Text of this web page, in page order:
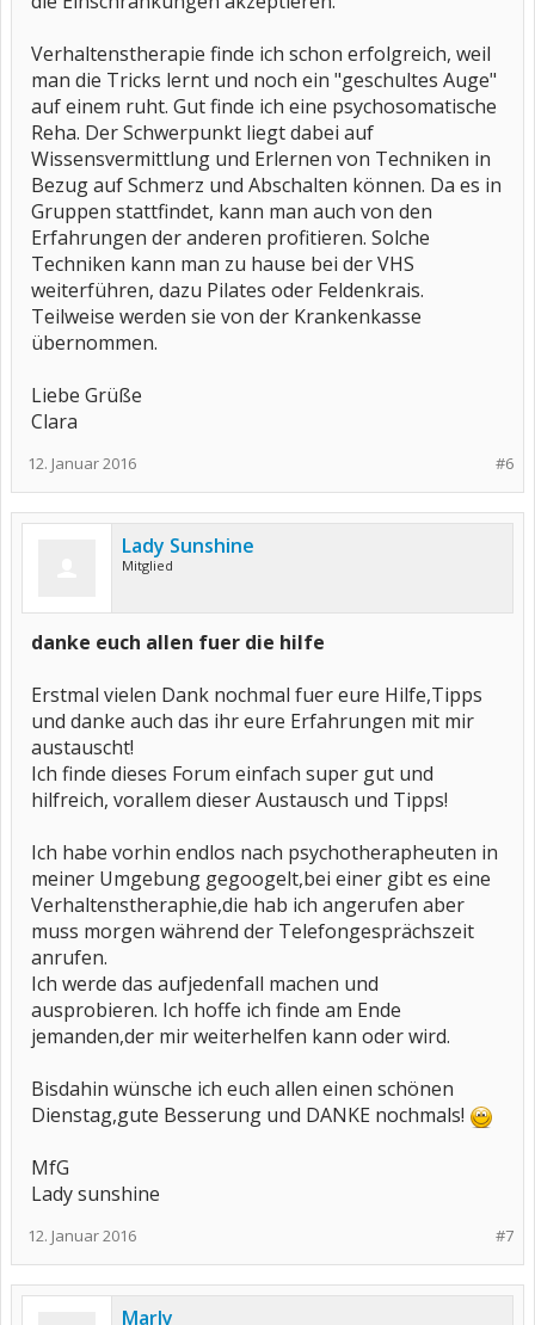
Verhaltenstherapie finde ich schon erfolgreich, weil
man die Tricks lernt und noch ein "geschultes Auge"
auf einem ruht. Gut finde ich eine psychosomatische
Reha. Der Schwerpunkt liegt dabei auf
Wissensvermittlung und Erlernen von Techniken in
Bezug auf Schmerz und Abschalten können. Da es in
Gruppen stattfindet, kann man auch von den
Erfahrungen der anderen profitieren. Solche
Techniken kann man zu hause bei der VHS
weiterführen, dazu Pilates oder Feldenkrais.
Teilweise werden sie von der Krankenkasse
übernommen.
Liebe Grüße
Clara
#6
12. Januar 2016
Lady Sunshine
Mitglied
danke euch allen fuer die hilfe
Erstmal vielen Dank nochmal fuer eure Hilfe,Tipps
und danke auch das ihr eure Erfahrungen mit mir
austauscht!
Ich finde dieses Forum einfach super gut und
hilfreich, vorallem dieser Austausch und Tipps!
Ich habe vorhin endlos nach psychotherapheuten in
meiner Umgebung gegoogelt,bei einer gibt es eine
Verhaltenstheraphie,die hab ich angerufen aber
muss morgen während der Telefongesprächszeit
anrufen.
Ich werde das aufjedenfall machen und
ausprobieren. Ich hoffe ich finde am Ende
jemanden,der mir weiterhelfen kann oder wird.
Bisdahin wünsche ich euch allen einen schönen
Dienstag,gute Besserung und DANKE nochmals!
MfG
Lady sunshine
#7
12. Januar 2016
Marly